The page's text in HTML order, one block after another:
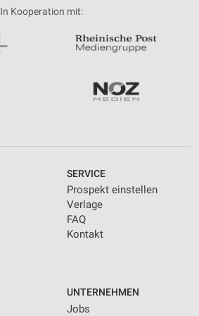
In Kooperation mit:
SERVICE
Prospekt einstellen
Verlage
FAQ
Kontakt
UNTERNEHMEN
Jobs